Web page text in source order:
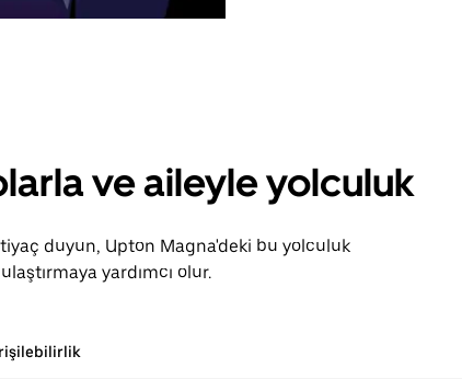
ve aileyle yolculuk
duyun, Upton Magna'deki bu yolculuk
yardımcı olur.